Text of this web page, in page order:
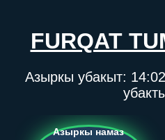
FURQAT
Азыркы убакыт:
Азыркы намаз